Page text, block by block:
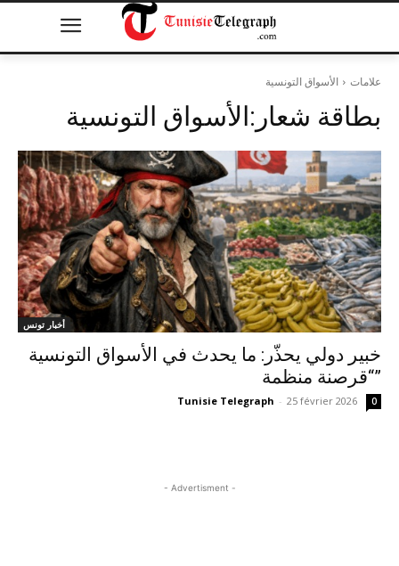
علامات الأسواق التونسية
بطاقة شعار:الأسواق التونسية
أخبار تونس
خبير دولي يحذّر: ما يحدث في الأسواق التونسية
“قرصنة منظمة”
Tunisie Telegraph - 25 février 2026 0
- Advertisment -